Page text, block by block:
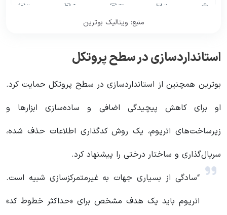
منبع: ویتالیک بوترین
استانداردسازی در سطح پروتکل
بوترین همچنین از استانداردسازی در سطح پروتکل حمایت کرد.
او برای کاهش پیچیدگی اضافی و ساده‌سازی ابزارها و
زیرساخت‌های اتریوم، یک روش کدگذاری اطلاعات حذف شده،
سریال‌گذاری و ساختار درختی را پیشنهاد کرد.
“سادگی از بسیاری جهات به غیرمتمرکزسازی شبیه است.
اتریوم باید یک هدف مشخص برای «حداکثر خطوط کد»